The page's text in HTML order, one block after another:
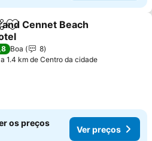
Adicionar aos favoritos
Cennet Beach
Boa
8
a 1.4 km de Centro da cidade
os preços
Ver preços